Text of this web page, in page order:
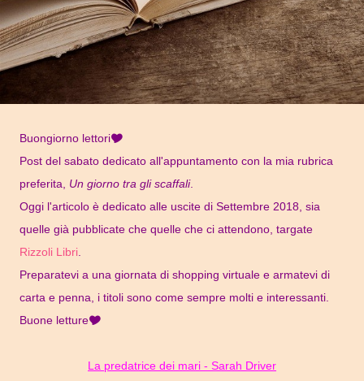
Buongiorno lettori🎔
Post del sabato dedicato all'appuntamento con la mia rubrica
preferita, Un giorno tra gli scaffali.
Oggi l'articolo è dedicato alle uscite di Settembre 2018, sia
quelle già pubblicate che quelle che ci attendono, targate
Rizzoli Libri
Preparatevi a una giornata di shopping virtuale e armatevi di
carta e penna, i titoli sono come sempre molti e interessanti.
Buone letture🎔
La predatrice dei mari - Sarah Driver